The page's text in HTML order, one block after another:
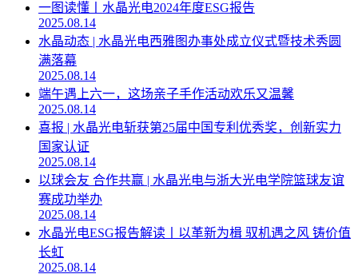
一图读懂丨水晶光电2024年度ESG报告
2025.08.14
水晶动态 | 水晶光电西雅图办事处成立仪式暨技术秀圆
满落幕
2025.08.14
端午遇上六一，这场亲子手作活动欢乐又温馨
2025.08.14
喜报 | 水晶光电斩获第25届中国专利优秀奖，创新实力
国家认证
2025.08.14
以球会友 合作共赢 | 水晶光电与浙大光电学院篮球友谊
赛成功举办
2025.08.14
水晶光电ESG报告解读丨以革新为楫 驭机遇之风 铸价值
长虹
2025.08.14